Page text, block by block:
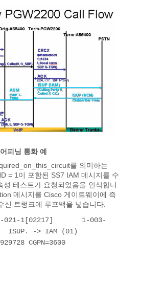
피닝 통화 예
를 의미하는
= 1이 포함된 SS7 IAM 메시지를 수
성 테스트가 요청되었음을 인식합니
메시지를 Cisco 게이트웨이에 즉
신 트렁크에 루프백을 넣습니다.
021-1[02217]       1-003-
-> IAM (01)
CGPN=3600